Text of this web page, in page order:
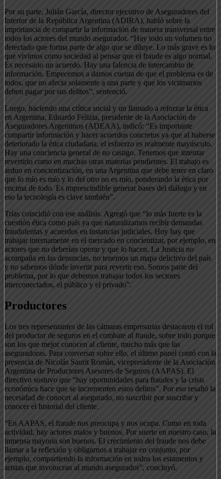
Por su parte, Julián García, director ejecutivo de Aseguradores del
Interior de la República Argentina (ADIRA), habló sobre la
importancia de compartir la información de manera transversal entre
todos los actores del mundo asegurador. “Hay todo un volumen no
detectado que forma parte de algo que se diluye. Lo más grave es lo
que vivimos como sociedad al pensar que el fraude es algo normal.
Es necesario un acuerdo. Hay una falencia de intercambio de
información. Empecemos a darnos cuenta de que el problema es de
todos, que no afecta solamente a una parte y que los victimarios
deben pagar por sus delitos”, sentenció.
Luego, haciendo una crítica social y un llamado a reforzar la ética
en Argentina, Eduardo Felizia, presidente de la Asociación de
Aseguradores Argentinos (ADEAA), indicó: “Es importante
compartir información y hacer acuerdos concretos ya que al haberse
deteriorado la ética ciudadana, el esfuerzo es realmente mayúsculo.
Hay una conciencia general de no castigo. Tenemos que intentar
revertirlo como en muchas otras materias pendientes. El trabajo es
arduo en concientización, en una Argentina que debe tener en claro
que lo mío es mío y lo del otro no es mío, ponderando la ética por
encima de todo. Es imprescindible generar bases del diálogo y en
eso la tecnología es clave también”.
Trías coincidió con ese análisis. Agregó que “lo más fuerte es la
cuestión ética como país ya que naturalizamos recibir demandas
fraudulentas y acuerdos en instancias judiciales. Hoy hay que
trabajar internamente en el mercado en concientizar, por ejemplo, en
actores que no deberían operar y que lo hacen. La Justicia no
acompaña en las denuncias, no tenemos un mapa delictivo del país
y no sabemos dónde invertir para revertir eso. Somos parte del
problema, por lo que debemos trabajar todos los sectores
interconectados, el público y el privado”.
Productores
Los tres representantes de las cámaras empresarias destacaron el rol
del productor de seguros en el combate al fraude, sobre todo porque
son los que mejor conocen al cliente, mucho más que las
aseguradoras. Para conversar sobre ello, el último panel contó con la
presencia de Nicolás Saurit Román, vicepresidente de la Asociación
Argentina de Productores Asesores de Seguros (AAPAS). El
directivo sostuvo que “hay oportunidades para fraudes y la crisis
económica hace que se incrementen estos delitos”. Por eso resaltó la
necesidad de conocer al asegurado, no suscribir por suscribir y
conocer el historial del cliente.
“En AAPAS, el fraude nos preocupa y nos ocupa. Como en toda
actividad, hay actores malos y buenos. Por suerte en nuestro caso, la
inmensa mayoría son buenos. El crecimiento del fraude nos debe
llamar a la reflexión y obligarnos a trabajar en conjunto, por
ejemplo, compartiendo la información en todos los estamentos y
aristas que involucran al mundo asegurador”, concluyó.